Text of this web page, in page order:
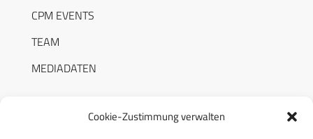
Cookie-Zustimmung verwalten
CPM EVENTS
TEAM
MEDIADATEN